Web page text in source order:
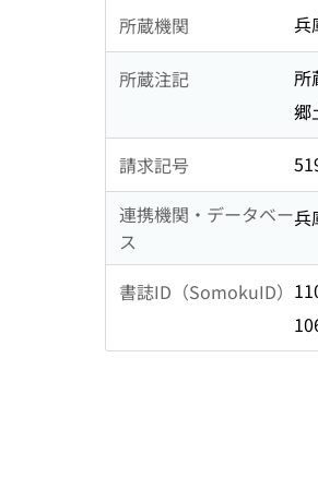
所蔵機関 兵
所蔵注記
所
郷
請求記号
連携機関・データベー
ス
兵
書誌ID（SomokuID）